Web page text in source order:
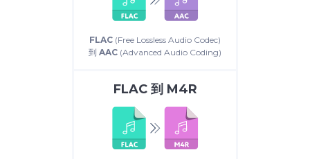
FLAC (Free Lossless Audio Codec)
到 AAC (Advanced Audio Coding)
FLAC到 M4R